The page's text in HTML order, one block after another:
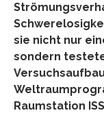
sie nicht nur
sondern
Raumstation